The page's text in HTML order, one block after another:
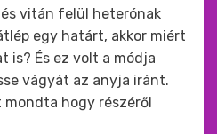
vitán felül heterónak
egy határt, akkor miért
is? És ez volt a módja
vágyát az anyja iránt.
hogy részéről